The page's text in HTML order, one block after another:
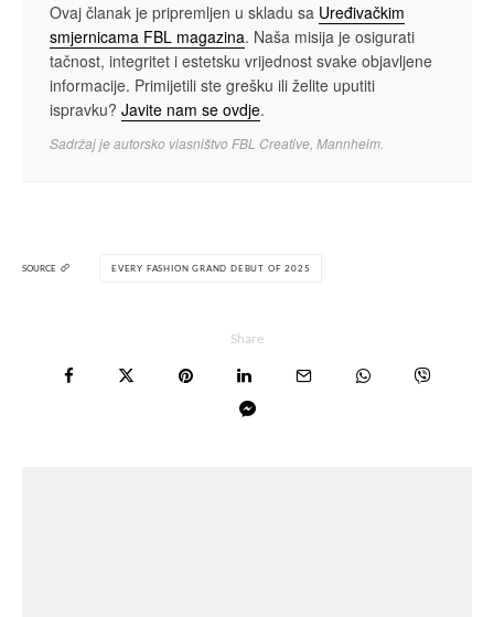
Ovaj članak je pripremljen u skladu sa Uređivačkim
smjernicama FBL magazina. Naša misija je osigurati
tačnost, integritet i estetsku vrijednost svake objavljene
informacije. Primijetili ste grešku ili želite uputiti
ispravku? Javite nam se ovdje.
Sadržaj je autorsko vlasništvo FBL Creative, Mannheim.
SOURCE EVERY FASHION GRAND DEBUT OF 2025
Share